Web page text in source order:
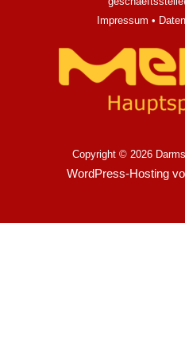
Impressum •
Copyright © 2026
WordPress-Hosting